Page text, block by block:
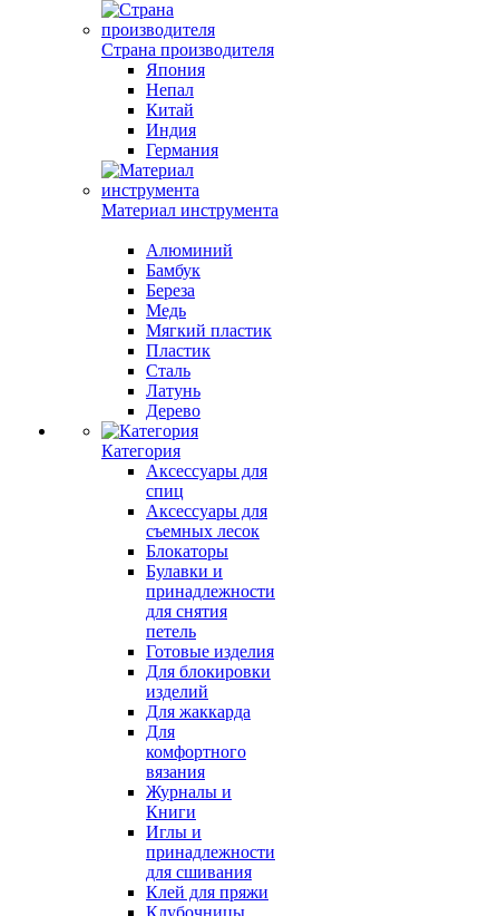
Страна производителя
Япония
Непал
Китай
Индия
Германия
Материал инструмента
Алюминий
Бамбук
Береза
Медь
Мягкий пластик
Пластик
Сталь
Латунь
Дерево
Категория
Аксессуары для
спиц
Аксессуары для
съемных лесок
Блокаторы
Булавки и
принадлежности
для снятия
петель
Готовые изделия
Для блокировки
изделий
Для жаккарда
Для
комфортного
вязания
Журналы и
Книги
Иглы и
принадлежности
для сшивания
Клей для пряжи
Клубочницы